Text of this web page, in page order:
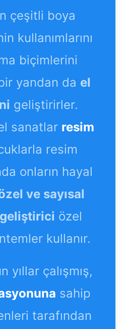
çeşitli boya
kullanımlarını
biçimlerini
yandan da el
geliştirirler.
sanatlar resim
resim
onların hayal
ve sayısal
geliştirici özel
kullanır.
yıllar çalışmış,
sahip
tarafından